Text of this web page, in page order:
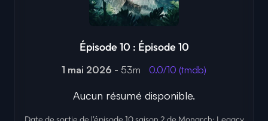
Épisode 10 : Épisode 10
1 mai 2026 - 53m 0.0/10 (tmdb)
Aucun résumé disponible.